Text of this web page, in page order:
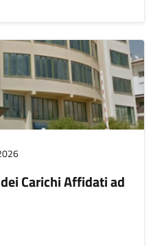
Carichi Affidati ad